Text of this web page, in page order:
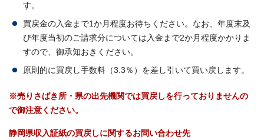
す。
買戻金の入金まで1か月程度お待ちください。なお、年度末及
び年度当初のご請求分については入金まで2か月程度かかりま
すので、御承知おきください。
原則的に買戻し手数料（3.3％）を差し引いて買い戻します。
※売りさばき所・県の出先機関では買戻しを行っておりませんの
で御注意ください。
静岡県収入証紙の買戻しに関するお問い合わせ先